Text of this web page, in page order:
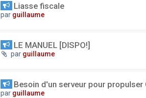
Liasse fiscale
par guillaume
LE MANUEL [DISPO!]
par guillaume
Besoin d'un serveur pour propulser
par guillaume